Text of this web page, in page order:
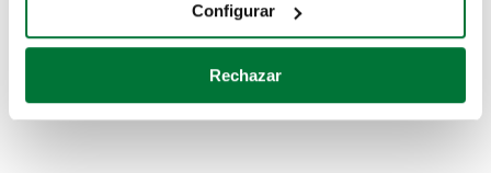
Identificar su dispositivo analizándolo activamente
para buscar características específicas (huellas
Obtenga más información sobre cómo se procesan sus
Configurar
Rechazar